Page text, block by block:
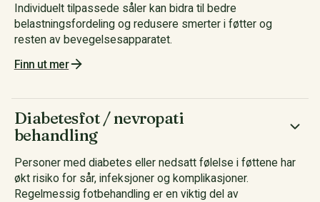
Individuelt tilpassede såler kan bidra til bedre
belastningsfordeling og redusere smerter i føtter og
resten av bevegelsesapparatet.
Finn ut mer
Diabetesfot / nevropati
behandling
Personer med diabetes eller nedsatt følelse i føttene har
økt risiko for sår, infeksjoner og komplikasjoner.
Regelmessig fotbehandling er en viktig del av